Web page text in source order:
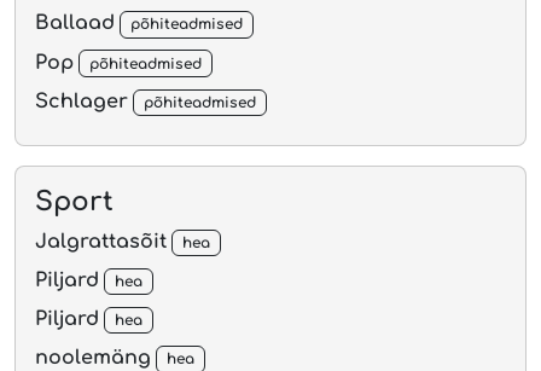
Ballaad põhiteadmised
Pop põhiteadmised
Schlager põhiteadmised
Sport
Jalgrattasõit hea
Piljard hea
Piljard hea
noolemäng hea